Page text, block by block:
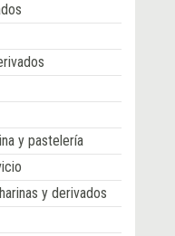
y pastelería
y derivados